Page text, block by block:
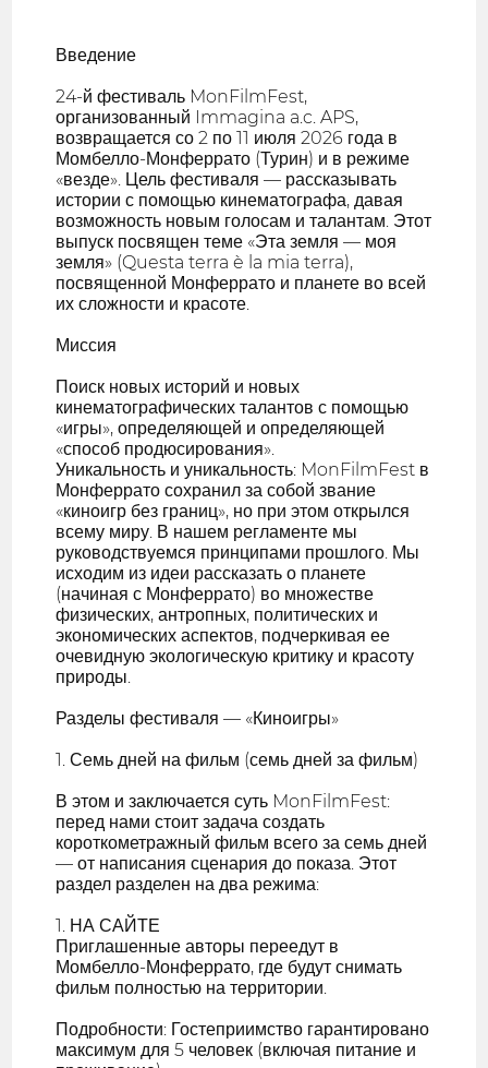
Введение
24-й фестиваль MonFilmFest,
организованный Immagina a.c. APS,
возвращается со 2 по 11 июля 2026 года в
Момбелло-Монферрато (Турин) и в режиме
«везде». Цель фестиваля — рассказывать
истории с помощью кинематографа, давая
возможность новым голосам и талантам. Этот
выпуск посвящен теме «Эта земля — моя
земля» (Questa terra è la mia terra),
посвященной Монферрато и планете во всей
их сложности и красоте.
Миссия
Поиск новых историй и новых
кинематографических талантов с помощью
«игры», определяющей и определяющей
«способ продюсирования».
Уникальность и уникальность: MonFilmFest в
Монферрато сохранил за собой звание
«киноигр без границ», но при этом открылся
всему миру. В нашем регламенте мы
руководствуемся принципами прошлого. Мы
исходим из идеи рассказать о планете
(начиная с Монферрато) во множестве
физических, антропных, политических и
экономических аспектов, подчеркивая ее
очевидную экологическую критику и красоту
природы.
Разделы фестиваля — «Киноигры»
1. Семь дней на фильм (семь дней за фильм)
В этом и заключается суть MonFilmFest:
перед нами стоит задача создать
короткометражный фильм всего за семь дней
— от написания сценария до показа. Этот
раздел разделен на два режима:
1. НА САЙТЕ
Приглашенные авторы переедут в
Момбелло-Монферрато, где будут снимать
фильм полностью на территории.
Подробности: Гостеприимство гарантировано
максимум для 5 человек (включая питание и